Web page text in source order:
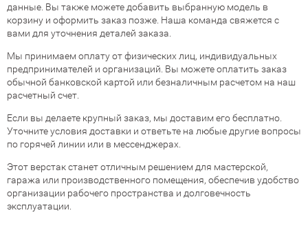
данные. Вы также можете добавить выбранную модель в
корзину и оформить заказ позже. Наша команда свяжется с
вами для уточнения деталей заказа.
Мы принимаем оплату от физических лиц, индивидуальных
предпринимателей и организаций. Вы можете оплатить заказ
обычной банковской картой или безналичным расчетом на наш
расчетный счет.
Если вы делаете крупный заказ, мы доставим его бесплатно.
Уточните условия доставки и ответьте на любые другие вопросы
по горячей линии или в мессенджерах.
Этот верстак станет отличным решением для мастерской,
гаража или производственного помещения, обеспечив удобство
организации рабочего пространства и долговечность
эксплуатации.